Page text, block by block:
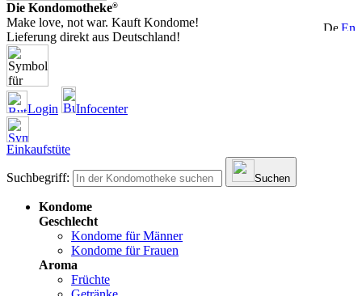
Die Kondomotheke®
Make love, not war. Kauft Kondome!
Lieferung direkt aus Deutschland!
Login Infocenter
Einkaufstüte
Suchbegriff: Suchen
Kondome
Geschlecht
Kondome für Männer
Kondome für Frauen
Aroma
Früchte